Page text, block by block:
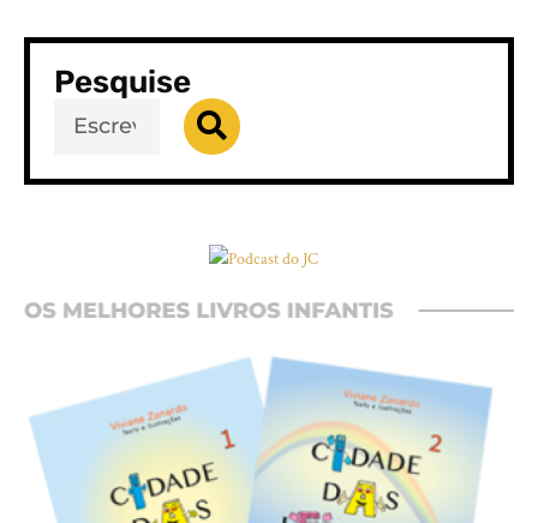
Pesquise